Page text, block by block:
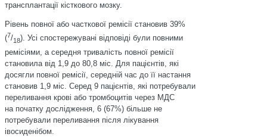
трансплантації кісткового мозку.
Рівень повної або часткової ремісії становив 39%
(7/18). Усі спостережувані відповіді були повними
ремісіями, а середня тривалість повної ремісії
становила від 1,9 до 80,8 міс. Для пацієнтів, які
досягли повної ремісії, середній час до її настання
становив 1,9 міс. Серед 9 пацієнтів, які потребували
переливання крові або тромбоцитів через МДС
на початку дослідження, 6 (67%) більше не
потребували переливання після лікування
івосиденібом.